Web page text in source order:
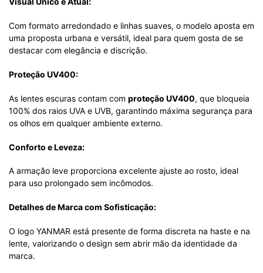
Com formato arredondado e linhas suaves, o modelo aposta em
uma proposta urbana e versátil, ideal para quem gosta de se
destacar com elegância e discrição.
Proteção UV400:
As lentes escuras contam com proteção UV400, que bloqueia
100% dos raios UVA e UVB, garantindo máxima segurança para
os olhos em qualquer ambiente externo.
Conforto e Leveza:
A armação leve proporciona excelente ajuste ao rosto, ideal
para uso prolongado sem incômodos.
Detalhes de Marca com Sofisticação:
O logo YANMAR está presente de forma discreta na haste e na
lente, valorizando o design sem abrir mão da identidade da
marca.